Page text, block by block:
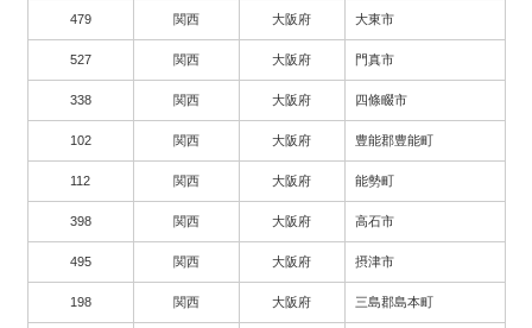
479 関西 大阪府 大東市
527 関西 大阪府 門真市
338 関西 大阪府 四條畷市
102 関西 大阪府 豊能郡豊能町
112 関西 大阪府 能勢町
398 関西 大阪府 高石市
495 関西 大阪府 摂津市
198 関西 大阪府 三島郡島本町